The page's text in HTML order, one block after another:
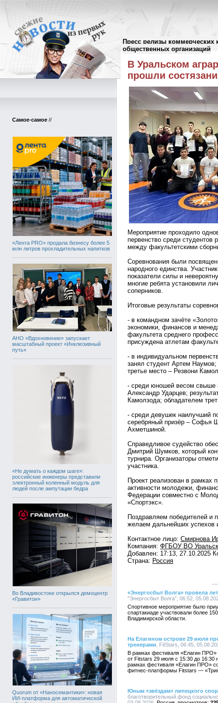
Пресс релизы коммерческих
общественных организаций
Самое-самое //
«Лента PRO» продала бизнесу более 5
млн литров прохладительных напитков
АНО «Вдохновение» запускает
масштабный проект «Инклюзивный
путь»
«Не думать о каждом шаге»:
российские инженеры представили
электронный коленный модуль для
людей после ампутации бедра
Во Владивостоке открылся демоцентр
«Гравитон»
Quorum от «Наносемантики»: новая
ИИ-платформа для автоматической
Пресс-релизы//
В Уральском
прошли
Мероприятие проходило
первенство среди студентов
между факультетскими
Соревнования были
народного единства.
показатели силы и
многие ребята установили
соперников.
Итоговые результаты
- в командном зачёте
экономики, финансов и
факультета среднего
присуждена атлетам
- в индивидуальном
занял студент Артем
третье место – Резвони
- среди юношей весом свыше
Александр Ударцев;
Камолзода; обладателем
- среди девушек наилучший
серебряный призёр – Софья
Ахметшиной.
Справедливое судейство
Дмитрий Шумков, который
турнира. Организаторы
участника.
Проект реализован в рамках
активности молодежи,
Федерации совместно с
«Спортэкс».
Поздравляем победителей и
желаем дальнейших успехов
Контактное лицо: Смирнова
Компания: ФГБОУ ВО
Добавлен: 17:13, 27.10.2025
Страна: Россия
«Энергосбыт Волга» провела
"Энергосбыт Волга", 06:52,
Спортивное мероприятие было
спартакиаде участвовали более
Владимирской области.
На Елагином острове 29 июля
тренерами , FitStars, 06:45,
В рамках фестиваля «Елагин ПРО»
от Fitstars 29 июля с 15:30 до 16:30
рамках фестиваля «Елагин ПРО»
фитнес-платформы Fitstars —
Юным «звёздам» липецкого
благотворительный фонд